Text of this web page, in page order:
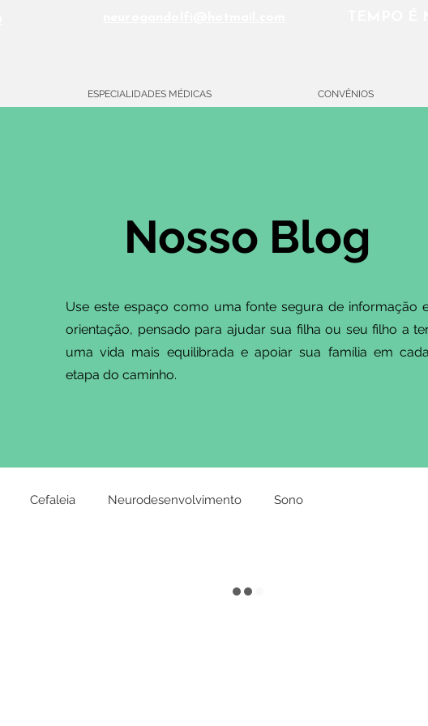
ESPECIALIDADES MÉDICAS CONVÊNIOS
Nosso Blog
Use este espaço como uma fonte segura de informação
orientação, pensado para ajudar sua filha ou seu filho a
uma vida mais equilibrada e apoiar sua família em cada
etapa do caminho.
Cefaleia Neurodesenvolvimento Sono